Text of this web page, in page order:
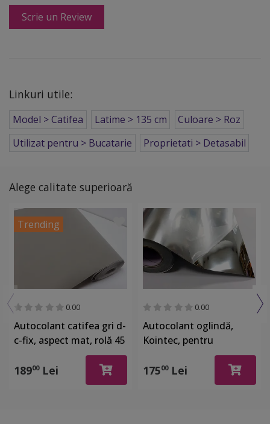
Scrie un Review
Linkuri utile:
Model > Catifea Latime > 135 cm
Culoare > Roz
Utilizat pentru > Bucatarie
Proprietati > Detasabil
Alege calitate superioară
Trending
0.00
Autocolant catifea gri d-
c-fix, aspect mat, rolă 45
18900Lei
0.00
Autocolant oglindă,
Kointec, pentru
suprafeţe din sticlă,
plexiglass, plastic, rolă
17500Lei